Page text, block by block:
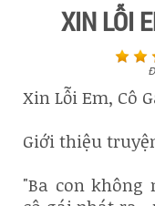
XIN LỖI
Xin Lỗi Em, Cô
Giới thiệu
"Ba con không